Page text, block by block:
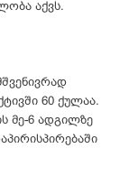
აქვს.
60 ქულაა.
მე-6 ადგილზე